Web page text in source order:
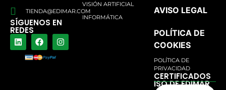
TIENDA@EDIMAR.COM
SÍGUENOS EN
REDES
VISIÓN ARTIFICIAL
INFORMÁTICA
AVISO LEGAL
POLÍTICA DE
COOKIES
POLÍTICA DE
PRIVACIDAD
CERTIFICADOS
ISO DE EDIMAR